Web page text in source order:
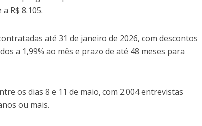
R$ 8.105.
até 31 de janeiro de 2026, com descontos
a 1,99% ao mês e prazo de até 48 meses para
os dias 8 e 11 de maio, com 2.004 entrevistas
ou mais.